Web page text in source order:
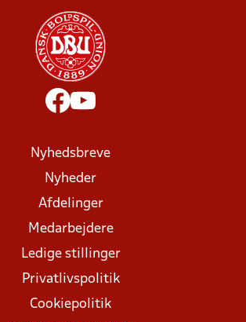
Nyhedsbreve
Nyheder
Afdelinger
Medarbejdere
Ledige stillinger
Privatlivspolitik
Cookiepolitik